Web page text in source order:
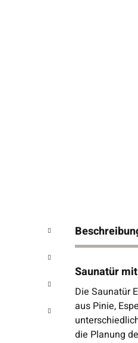
Saunatür
Die Saunatür
aus Pinie,
die Planung